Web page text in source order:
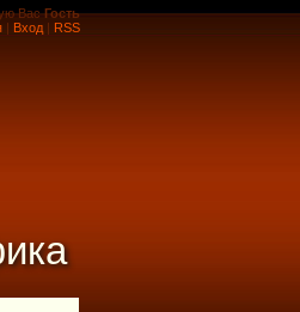
Вас Гость
| Вход | RSS